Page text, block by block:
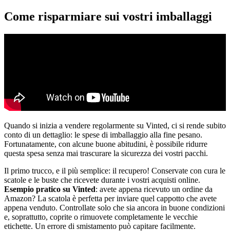
Come risparmiare sui vostri imballaggi
Quando si inizia a vendere regolarmente su Vinted, ci si rende subito
conto di un dettaglio: le spese di imballaggio alla fine pesano.
Fortunatamente, con alcune buone abitudini, è possibile ridurre
questa spesa senza mai trascurare la sicurezza dei vostri pacchi.
Il primo trucco, e il più semplice: il recupero! Conservate con cura le
scatole e le buste che ricevete durante i vostri acquisti online.
Esempio pratico su Vinted: avete appena ricevuto un ordine da
Amazon? La scatola è perfetta per inviare quel cappotto che avete
appena venduto. Controllate solo che sia ancora in buone condizioni
e, soprattutto, coprite o rimuovete completamente le vecchie
etichette. Un errore di smistamento può capitare facilmente.